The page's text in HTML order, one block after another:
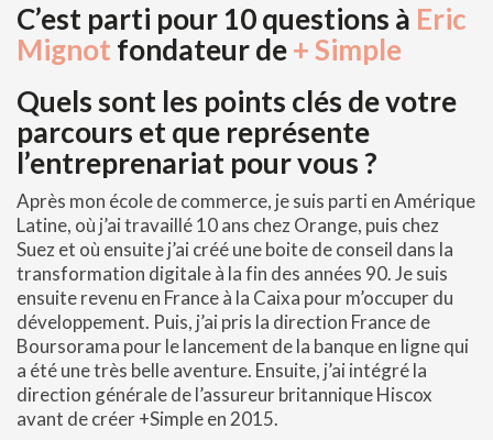
C’est parti pour 10 questions à Eric
Mignot fondateur de+ Simple
Quels sont les points clés de votre
parcours et que représente
l’entreprenariat pour vous ?
Après mon école de commerce, je suis parti en Amérique
Latine, où j’ai travaillé 10 ans chez Orange, puis chez
Suez et où ensuite j’ai créé une boite de conseil dans la
transformation digitale à la fin des années 90. Je suis
ensuite revenu en France à la Caixa pour m’occuper du
développement. Puis, j’ai pris la direction France de
Boursorama pour le lancement de la banque en ligne qui
a été une très belle aventure. Ensuite, j’ai intégré la
direction générale de l’assureur britannique Hiscox
avant de créer +Simple en 2015.